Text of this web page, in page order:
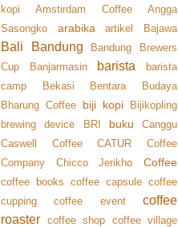
kopi
Amstirdam Coffee
Angga
Sasongko
arabika artikel Bajawa
Bali Bandung
Bandung Brewers
Cup
Banjarmasin barista
barista
camp
Bekasi
Bentara Budaya
Bharung Coffee biji kopi Bijikopling
brewing device
BRI buku
Canggu
Caswell Coffee
CATUR Coffee
Company
Chicco Jerikho Coffee
coffee books coffee capsule coffee
cupping
coffee event
coffee
roaster coffee shop coffee village